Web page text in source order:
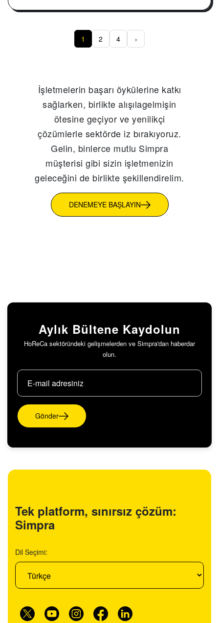
1 2 4 ›
İşletmelerin başarı öykülerine katkı
sağlarken, birlikte alışılagelmişin
ötesine geçiyor ve yenilikçi
çözümlerle sektörde iz bırakıyoruz.
Gelin, binlerce mutlu Simpra
müşterisi gibi sizin işletmenizin
geleceğini de birlikte şekillendirelim.
DENEMEYE BAŞLAYIN
Aylık Bültene Kaydolun
HoReCa sektöründeki gelişmelerden ve Simpra'dan haberdar
olun.
Gönder
Tek platform, sınırsız çözüm:
Simpra
Dil Seçimi: